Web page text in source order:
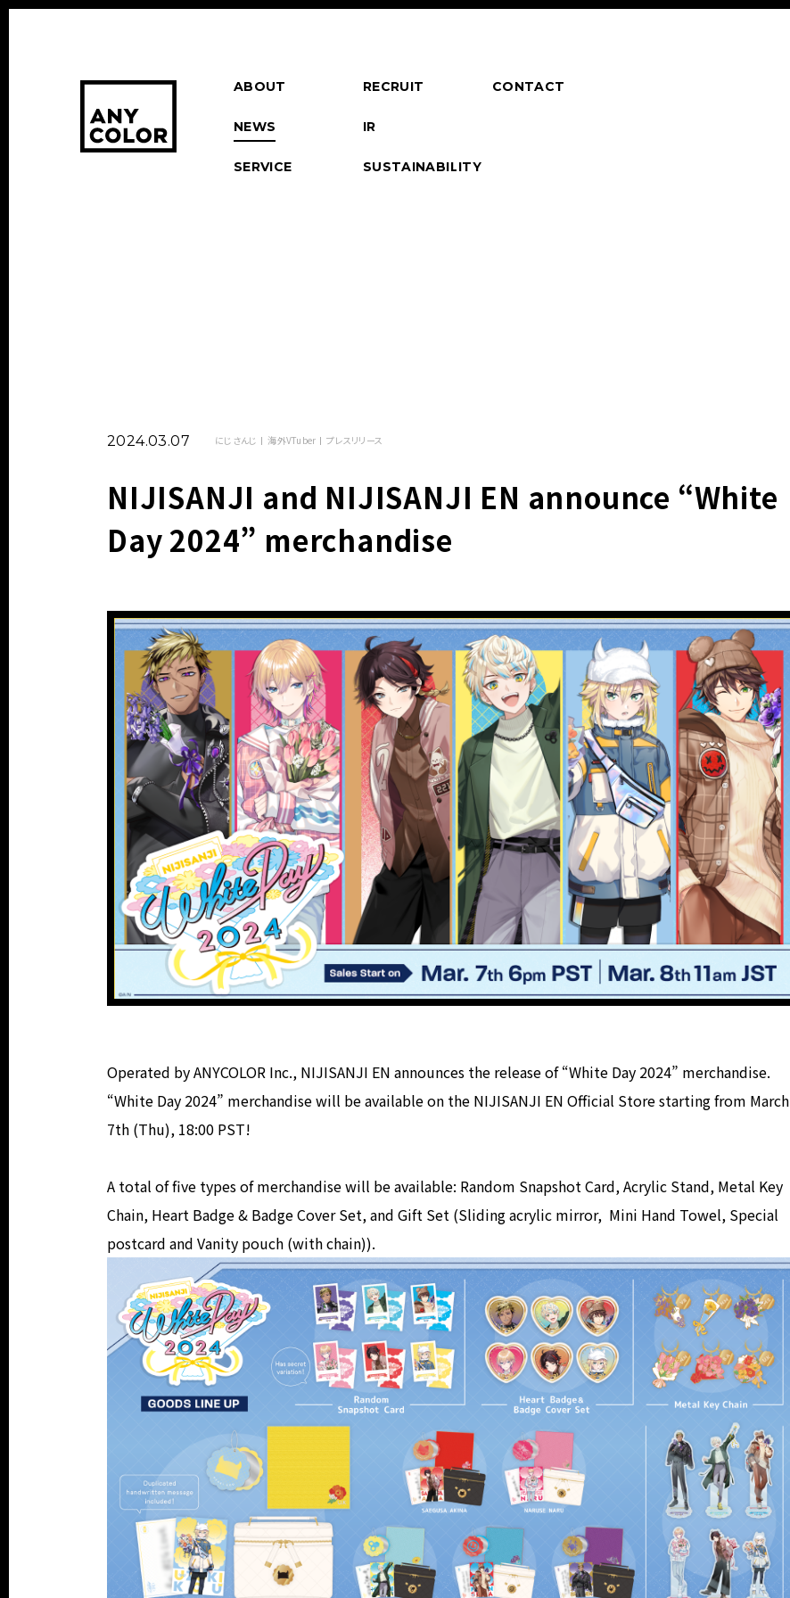
ABOUT
NEWS
SERVICE
RECRUIT
IR
SUSTAINABILITY
CONTACT
2024.03.07 にじさんじ 海外VTuber プレスリリース
NIJISANJI and NIJISANJI EN announce “White
Day 2024” merchandise
Operated by ANYCOLOR Inc., NIJISANJI EN announces the release of “White Day 2024” merchandise.
“White Day 2024” merchandise will be available on the NIJISANJI EN Official Store starting from March
7th (Thu), 18:00 PST!
A total of five types of merchandise will be available: Random Snapshot Card, Acrylic Stand, Metal Key
Chain, Heart Badge & Badge Cover Set, and Gift Set (Sliding acrylic mirror, Mini Hand Towel, Special
postcard and Vanity pouch (with chain)).